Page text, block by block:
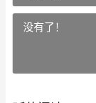
没有了！